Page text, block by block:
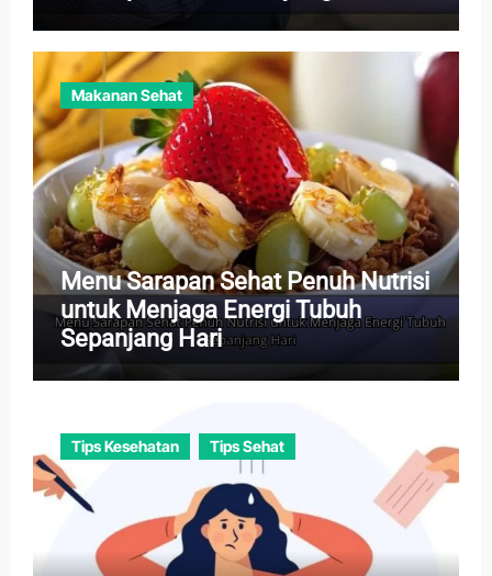
Makanan Sehat
Menu Sarapan Sehat Penuh Nutrisi
untuk Menjaga Energi Tubuh
Sepanjang Hari
Tips Kesehatan Tips Sehat